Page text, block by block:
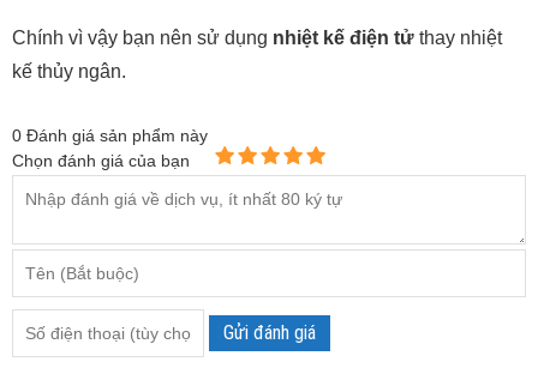
Chính vì vậy bạn nên sử dụng nhiệt kế điện tử thay nhiệt
kế thủy ngân.
0 Đánh giá sản phẩm này
Chọn đánh giá của bạn
Gửi đánh giá